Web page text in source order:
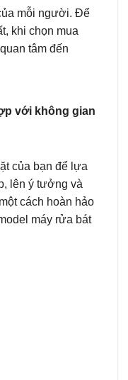
mỗi người. Để
khi chọn mua
tâm đến
với không gian
của bạn để lựa
lên ý tưởng và
cách hoàn hảo
máy rửa bát